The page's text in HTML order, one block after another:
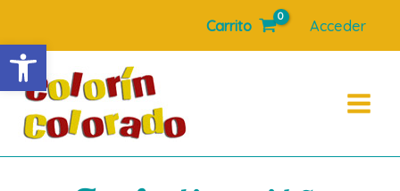
Abrir barra de herramientas
contenido
Carrito Acceder
Main
Menu